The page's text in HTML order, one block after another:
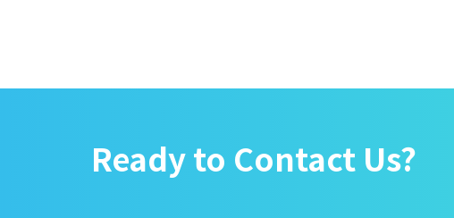
Ready to Contact Us?